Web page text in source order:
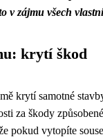
v zájmu všech
krytí škod
krytí samotné
za škody
pokud vytopíte